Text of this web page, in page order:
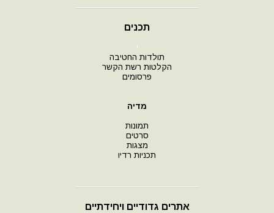
תכנים
י
תולדות החטיבה
הקלטות רשת הקשר
פרסומים
מדיה
תמונות
סרטים
מצגות
תכניות רדיו
אתרים גדודיים ויחידתיים